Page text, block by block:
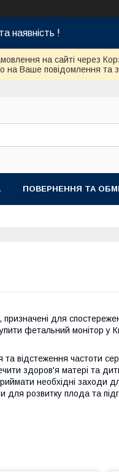
наявність !
на сайті через
на Ваше повідомлення та
ПОВЕРНЕННЯ ТА
призначені для
фетальний монітор у
відстеження частоти
здоров'я матері та
необхідні заходи
розвитку плода та